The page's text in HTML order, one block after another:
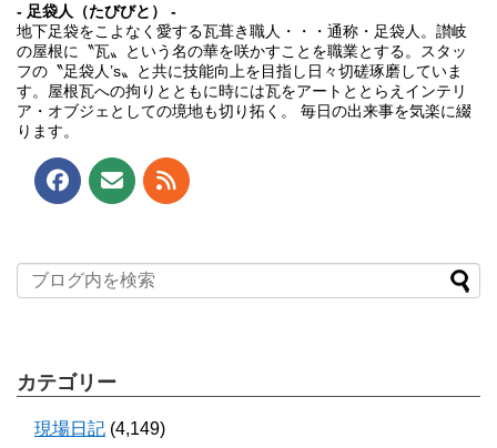
- 足袋人（たびびと） -
地下足袋をこよなく愛する瓦葺き職人・・・通称・足袋人。讃岐
の屋根に〝瓦〟という名の華を咲かすことを職業とする。スタッ
フの〝足袋人’s〟と共に技能向上を目指し日々切磋琢磨していま
す。屋根瓦への拘りとともに時には瓦をアートととらえインテリ
ア・オブジェとしての境地も切り拓く。 毎日の出来事を気楽に綴
ります。
カテゴリー
現場日記 (4,149)